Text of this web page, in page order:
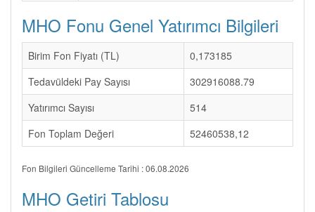
MHO Fonu Genel Yatırımcı Bilgileri
Birim Fon Fiyatı (TL)
0,173185
Tedavüldeki Pay Sayısı
302916088.79
Yatırımcı Sayısı
514
Fon Toplam Değeri
52460538,12
Fon Bilgileri Güncelleme Tarihi : 06.08.2026
MHO Getiri Tablosu